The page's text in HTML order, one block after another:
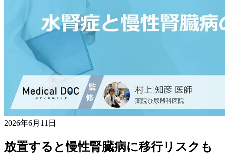
2026年6月11日
放置すると慢性腎臓病に移行リスクも